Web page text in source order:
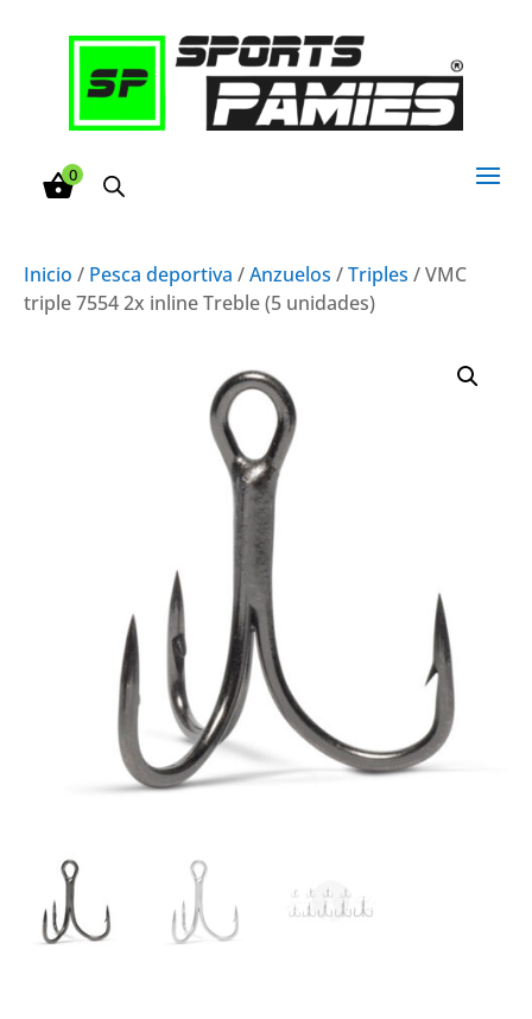
0
Inicio / Pesca deportiva /Anzuelos /Triples / VMC
triple 7554 2x inline Treble (5 unidades)